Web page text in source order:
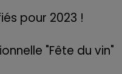
pour 2023 !
"Fête du vin"